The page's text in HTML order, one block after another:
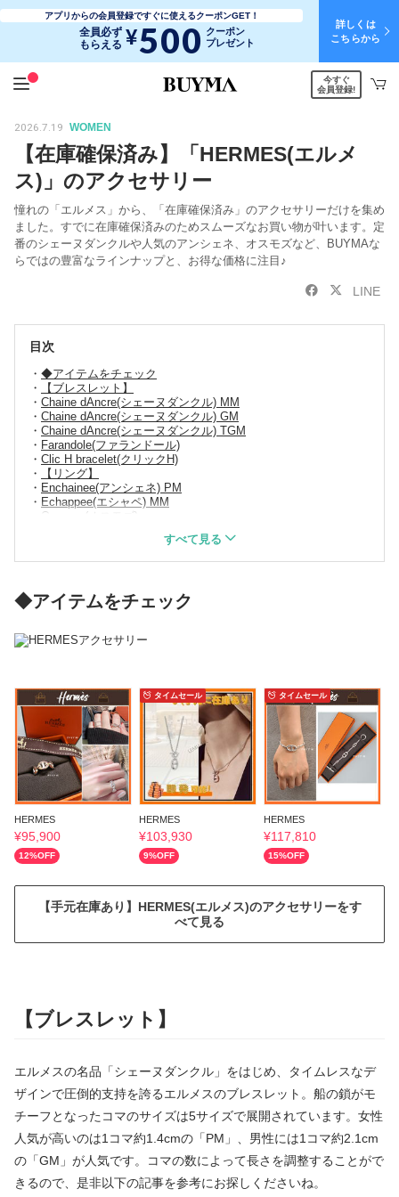
アプリからの会員登録ですぐに使えるクーポンGET！
全員必ず
もらえる ¥500 クーポン
プレゼント
詳しくは
こちらから
今すぐ
会員登録!
2026.7.19 WOMEN
【在庫確保済み】「HERMES(エルメ
ス)」のアクセサリー
憧れの「エルメス」から、「在庫確保済み」のアクセサリーだけを集め
ました。すでに在庫確保済みのためスムーズなお買い物が叶います。定
番のシェーヌダンクルや人気のアンシェネ、オスモズなど、BUYMAな
らではの豊富なラインナップと、お得な価格に注目♪
LINE
目次
◆アイテムをチェック
【ブレスレット】
Chaine dAncre(シェーヌダンクル) MM
Chaine dAncre(シェーヌダンクル) GM
Chaine dAncre(シェーヌダンクル) TGM
Farandole(ファランドール)
Clic H bracelet(クリックH)
【リング】
Enchainee(アンシェネ) PM
Echappee(エシャペ) MM
Osmose(オスモズ)
Vertige(ヴェルティージュ)
【ネックレス】
◆アイテムをチェック
HERMES
¥95,900
12%OFF
タイムセール
HERMES
¥103,930
9%OFF
タイムセール
HERMES
¥117,810
15%OFF
【手元在庫あり】HERMES(エルメス)のアクセサリーをす
べて見る
【ブレスレット】
エルメスの名品「シェーヌダンクル」をはじめ、タイムレスなデ
ザインで圧倒的支持を誇るエルメスのブレスレット。船の鎖がモ
チーフとなったコマのサイズは5サイズで展開されています。女性
人気が高いのは1コマ約1.4cmの「PM」、男性には1コマ約2.1cm
の「GM」が人気です。コマの数によって長さを調整することがで
きるので、是非以下の記事を参考にお探しくださいね。